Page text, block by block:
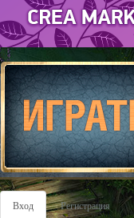
Вход Регистрация